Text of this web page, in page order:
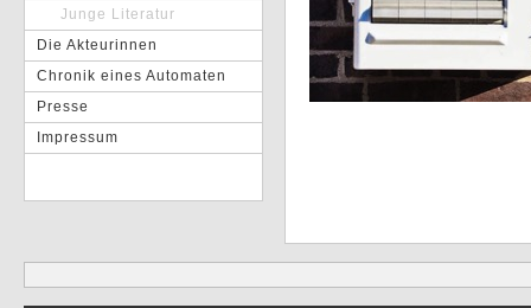
Junge Literatur
Die Akteurinnen
Chronik eines Automaten
Presse
Impressum